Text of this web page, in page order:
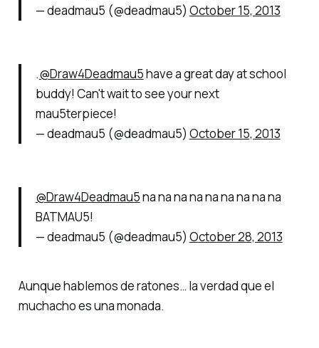
— deadmau5 (@deadmau5) October 15, 2013
.@Draw4Deadmau5have a great day at school
buddy! Can't wait to see your next
mau5terpiece!
— deadmau5 (@deadmau5) October 15, 2013
@Draw4Deadmau5na na na na na na na na na
BATMAU5!
— deadmau5 (@deadmau5) October 28, 2013
Aunque hablemos de ratones… la verdad que el
muchacho es una monada.